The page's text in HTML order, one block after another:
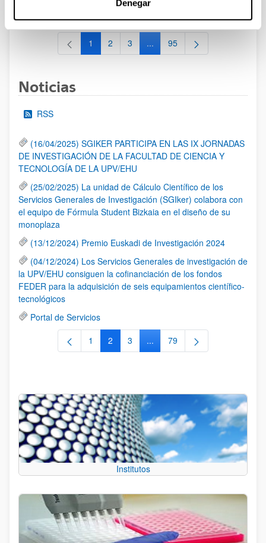
Denegar
al 30/07/2026 (ambos incluídos)
Página
1 Página
2 Página
3 ...Páginas intermedias Use TAB
Página
95
Noticias
RSS
(16/04/2025) SGIKER PARTICIPA EN LAS IX JORNADAS
DE INVESTIGACIÓN DE LA FACULTAD DE CIENCIA Y
TECNOLOGÍA DE LA UPV/EHU
(25/02/2025) La unidad de Cálculo Científico de los
Servicios Generales de Investigación (SGIker) colabora con
el equipo de Fórmula Student Bizkaia en el diseño de su
monoplaza
(13/12/2024) Premio Euskadi de Investigación 2024
(04/12/2024) Los Servicios Generales de investigación de
la UPV/EHU consiguen la cofinanciación de los fondos
FEDER para la adquisición de seis equipamientos científico-
tecnológicos
Portal de Servicios
Página
1 Página
2 Página
3 ...Páginas intermedias Use TAB
Página
79
Institutos